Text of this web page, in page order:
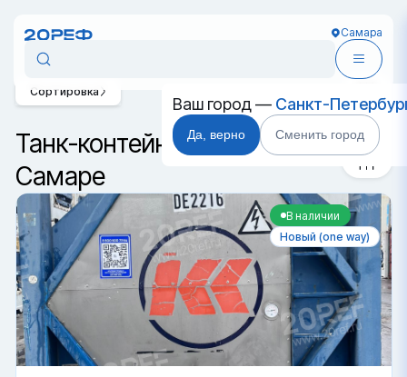
Самара
Ваш город — Санкт-
Да, верно Сменить город
Танк-контейнеры 20 футов в
Самаре
Сортировка
В наличии
Новый (one way)